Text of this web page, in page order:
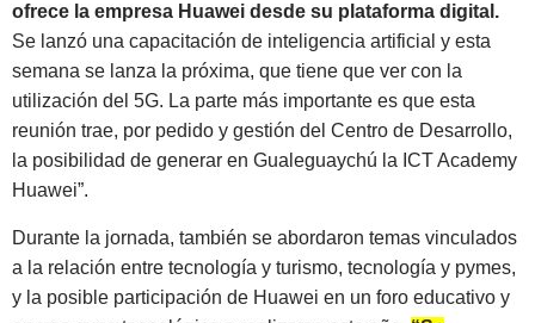
ofrece la empresa Huawei desde su plataforma digital.
Se lanzó una capacitación de inteligencia artificial y esta
semana se lanza la próxima, que tiene que ver con la
utilización del 5G. La parte más importante es que esta
reunión trae, por pedido y gestión del Centro de Desarrollo,
la posibilidad de generar en Gualeguaychú la ICT Academy
Huawei”.
Durante la jornada, también se abordaron temas vinculados
a la relación entre tecnología y turismo, tecnología y pymes,
y la posible participación de Huawei en un foro educativo y